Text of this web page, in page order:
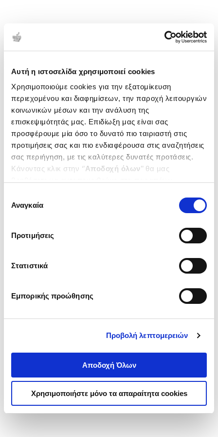
Αυτή η ιστοσελίδα χρησιμοποιεί cookies
Χρησιμοποιούμε cookies για την εξατομίκευση
περιεχομένου και διαφημίσεων, την παροχή λειτουργιών
κοινωνικών μέσων και την ανάλυση της
επισκεψιμότητάς μας. Επιδίωξη μας είναι σας
προσφέρουμε μία όσο το δυνατό πιο ταιριαστή στις
προτιμήσεις σας και πιο ενδιαφέρουσα στις αναζητήσεις
σας περιήγηση, με τις καλύτερες δυνατές προτάσεις.
Κάνοντας κλικ στην ‘’Αποδοχή όλων’’ θα μας
ενδιαφέρουν και να επιλέξετε από τα παρακάτω με την
΄΄και να ενημερωθείτε σχετικά με
συγκατάθεσης
Αναγκαία
Προτιμήσεις
Στατιστικά
Εμπορικής προώθησης
Προβολή λεπτομερειών
Αποδοχή Όλων
Χρησιμοποιήστε μόνο τα απαραίτητα cookies